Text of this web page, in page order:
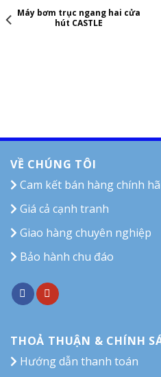
Máy bơm trục ngang hai cửa
hút CASTLE
VỀ CHÚNG TÔI
Cam kết bán hàng chính
Giá cả cạnh tranh
Giao hàng chuyên nghiệp
Bảo hành chu đáo
THOẢ THUẬN & CHÍNH
Hướng dẫn thanh toán